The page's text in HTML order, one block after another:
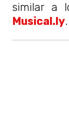
similar a
Musical.ly.